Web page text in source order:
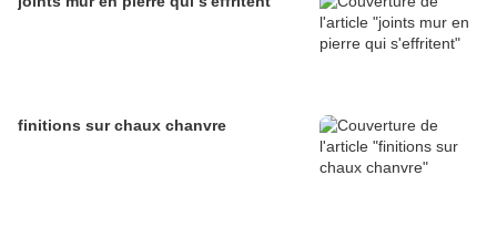
finitions sur chaux chanvre